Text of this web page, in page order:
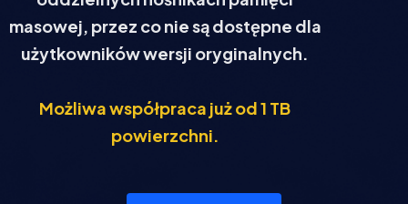
masowej, przez co nie są dostępne dla
użytkowników wersji oryginalnych.
Możliwa współpraca już od 1 TB
powierzchni.